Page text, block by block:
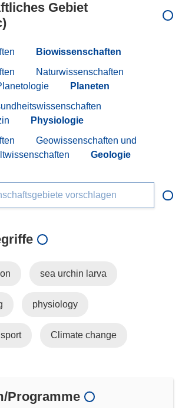
Gebiet
Biowissenschaften
Naturwissenschaften
Planeten
Physiologie
Geowissenschaften und
Geologie
vorschlagen
sea urchin larva
physiology
Climate change
Programme